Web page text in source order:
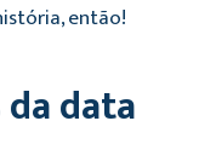
então!
data